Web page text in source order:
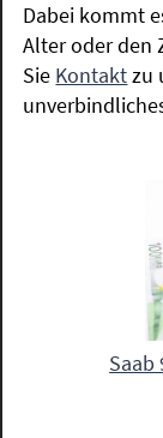
Dabei kommt
Alter oder den
Sie Kontaktzu